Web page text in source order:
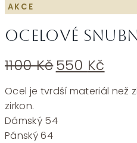
AKCE
Ocelové
1100KčPůvodní
cena
byla:
550 Kč
cena
je:
Ocel je tvrdší materiál než
zirkon.
Dámský 54
Pánský 64